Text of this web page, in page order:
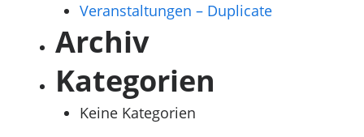
Veranstaltungen – Duplicate
Archiv
Kategorien
Keine Kategorien